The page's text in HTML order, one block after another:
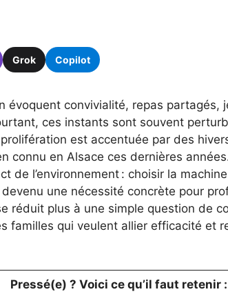
Grok Copilot
évoquent convivialité, repas partagés,
ces instants sont souvent
est accentuée par des
connu en Alsace ces dernières
de l’environnement : choisir la
une nécessité concrète pour
réduit plus à une simple question de
familles qui veulent allier efficacité et
Pressé(e) ? Voici ce qu’il faut retenir :